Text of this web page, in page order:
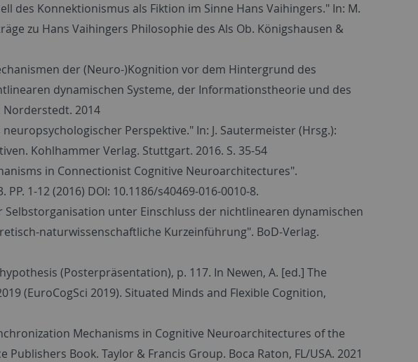
des Konnektionismus als Fiktion im Sinne Hans Vaihingers." In: M.
zu Hans Vaihingers Philosophie des Als Ob. Königshausen &
der (Neuro-)Kognition vor dem Hintergrund des
dynamischen Systeme, der Informationstheorie und des
Norderstedt. 2014
Perspektive." In: J. Sautermeister (Hrsg.):
Kohlhammer Verlag. Stuttgart. 2016. S. 35-54
in Connectionist Cognitive Neuroarchitectures".
1-12 (2016) DOI: 10.1186/s40469-016-0010-8.
Selbstorganisation unter Einschluss der nichtlinearen dynamischen
naturwissenschaftliche Kurzeinführung". BoD-Verlag.
(Posterpräsentation), p. 117. In Newen, A. [ed.] The
(EuroCogSci 2019). Situated Minds and Flexible Cognition,
Mechanisms in Cognitive Neuroarchitectures of the
Publishers Book. Taylor & Francis Group. Boca Raton, FL/USA. 2021